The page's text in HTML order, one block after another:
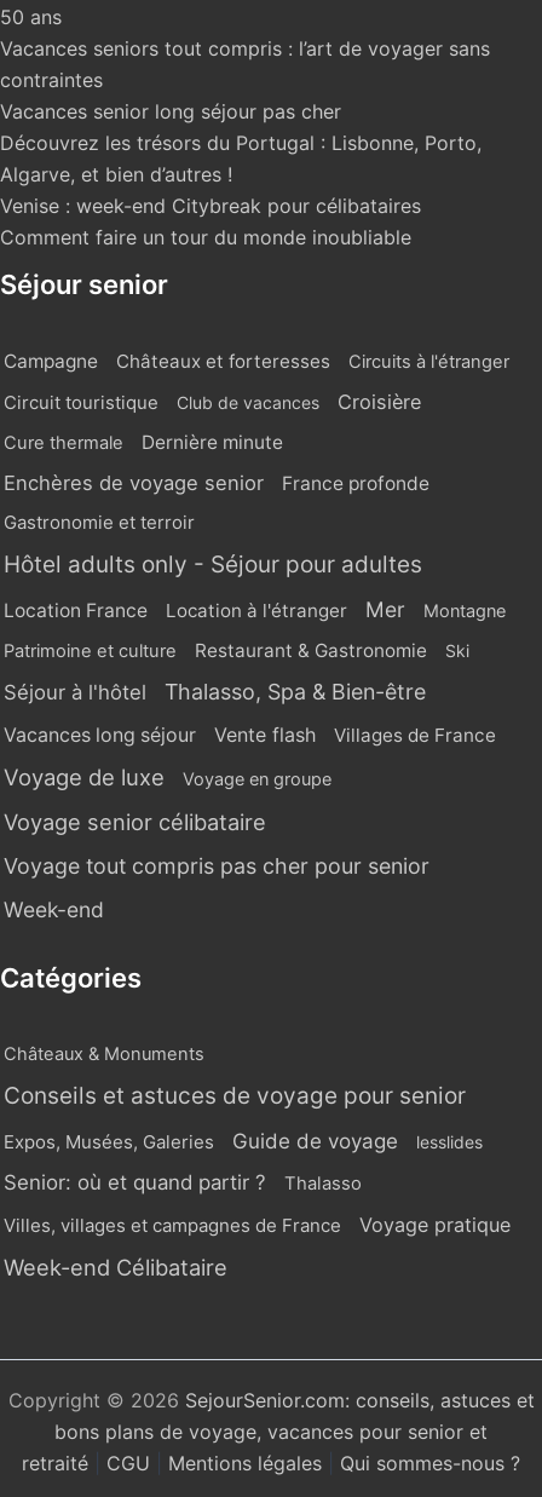
50 ans
Vacances seniors tout compris : l’art de voyager sans
contraintes
Vacances senior long séjour pas cher
Découvrez les trésors du Portugal : Lisbonne, Porto,
Algarve, et bien d’autres !
Venise : week-end Citybreak pour célibataires
Comment faire un tour du monde inoubliable
Séjour senior
Campagne Châteaux et forteresses
Circuits à l'étranger
Circuit touristique
Club de vacances Croisière
Cure thermale Dernière minute
Enchères de voyage senior
France profonde
Gastronomie et terroir
Hôtel adults only - Séjour pour adultes
Location France Location à l'étranger Mer Montagne
Patrimoine et culture Restaurant & Gastronomie Ski
Séjour à l'hôtel Thalasso, Spa & Bien-être
Vacances long séjour Vente flash Villages de France
Voyage de luxe Voyage en groupe
Voyage senior célibataire
Voyage tout compris pas cher pour senior
Week-end
Catégories
Châteaux & Monuments
Conseils et astuces de voyage pour senior
Expos, Musées, Galeries Guide de voyage lesslides
Senior: où et quand partir ? Thalasso
Villes, villages et campagnes de France Voyage pratique
Week-end Célibataire
Copyright © 2026 SejourSenior.com: conseils, astuces et
bons plans de voyage, vacances pour senior et
retraité
CGU Mentions légales Qui sommes-nous ?